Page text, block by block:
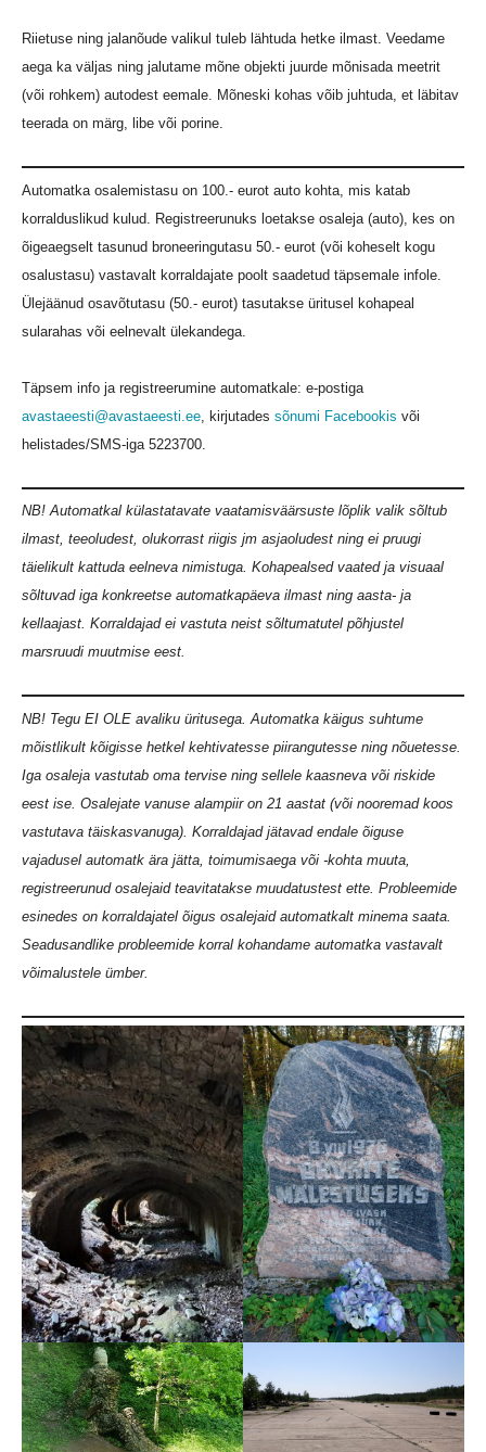
Riietuse ning jalanõude valikul tuleb lähtuda hetke ilmast. Veedame
aega ka väljas ning jalutame mõne objekti juurde mõnisada meetrit
(või rohkem) autodest eemale. Mõneski kohas võib juhtuda, et läbitav
teerada on märg, libe või porine.
Automatka osalemistasu on 100.- eurot auto kohta, mis katab
korralduslikud kulud. Registreerunuks loetakse osaleja (auto), kes on
õigeaegselt tasunud broneeringutasu 50.- eurot (või koheselt kogu
osalustasu) vastavalt korraldajate poolt saadetud täpsemale infole.
Ülejäänud osavõtutasu (50.- eurot) tasutakse üritusel kohapeal
sularahas või eelnevalt ülekandega.
Täpsem info ja registreerumine automatkale: e-postiga
avastaeesti@avastaeesti.ee , kirjutades sõnumi Facebookis või
helistades/SMS-iga 5223700
NB! Automatkal külastatavate vaatamisväärsuste lõplik valik sõltub
ilmast, teeoludest, olukorrast riigis jm asjaoludest ning ei pruugi
täielikult kattuda eelneva nimistuga. Kohapealsed vaated ja visuaal
sõltuvad iga konkreetse automatkapäeva ilmast ning aasta- ja
kellaajast. Korraldajad ei vastuta neist sõltumatutel põhjustel
marsruudi muutmise eest.
NB! Tegu EI OLE avaliku üritusega. Automatka käigus suhtume
mõistlikult kõigisse hetkel kehtivatesse piirangutesse ning nõuetesse.
Iga osaleja vastutab oma tervise ning sellele kaasneva või riskide
eest ise. Osalejate vanuse alampiir on 21 aastat (või nooremad koos
vastutava täiskasvanuga). Korraldajad jätavad endale õiguse
vajadusel automatk ära jätta, toimumisaega või -kohta muuta,
registreerunud osalejaid teavitatakse muudatustest ette. Probleemide
esinedes on korraldajatel õigus osalejaid automatkalt minema saata.
Seadusandlike probleemide korral kohandame automatka vastavalt
võimalustele ümber.